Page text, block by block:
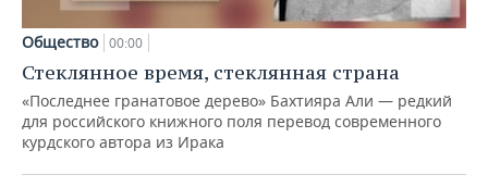
Общество 00:00
Стеклянное время, стеклянная страна
«Последнее гранатовое дерево» Бахтияра Али — редкий
для российского книжного поля перевод современного
курдского автора из Ирака